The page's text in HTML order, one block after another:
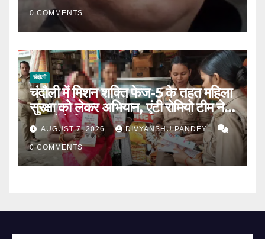
0 COMMENTS
चंदौली
चंदौली में मिशन शक्ति फेज-5 के तहत महिला
सुरक्षा को लेकर अभियान, एंटी रोमियो टीम ने
बाजारों में किया जागरूक|
AUGUST 7, 2026 DIVYANSHU PANDEY
0 COMMENTS